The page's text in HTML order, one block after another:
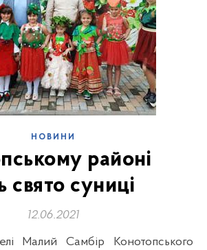
НОВИНИ
районі
свято суниці
12.06.2021